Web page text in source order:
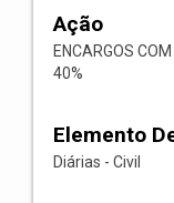
Ação
ENCARGOS
40%
Elemento
Diárias - Civil